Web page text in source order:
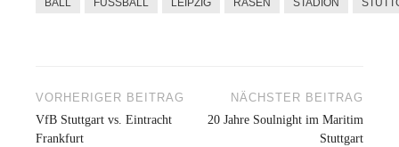
BALL FUSSBALL LEIPZIG RASEN STADION
Beitragsnavigation
VORHERIGER BEITRAG
VfB Stuttgart vs. Eintracht
Frankfurt
NÄCHSTER BEITRAG
20 Jahre Soulnight im Maritim
Stuttgart